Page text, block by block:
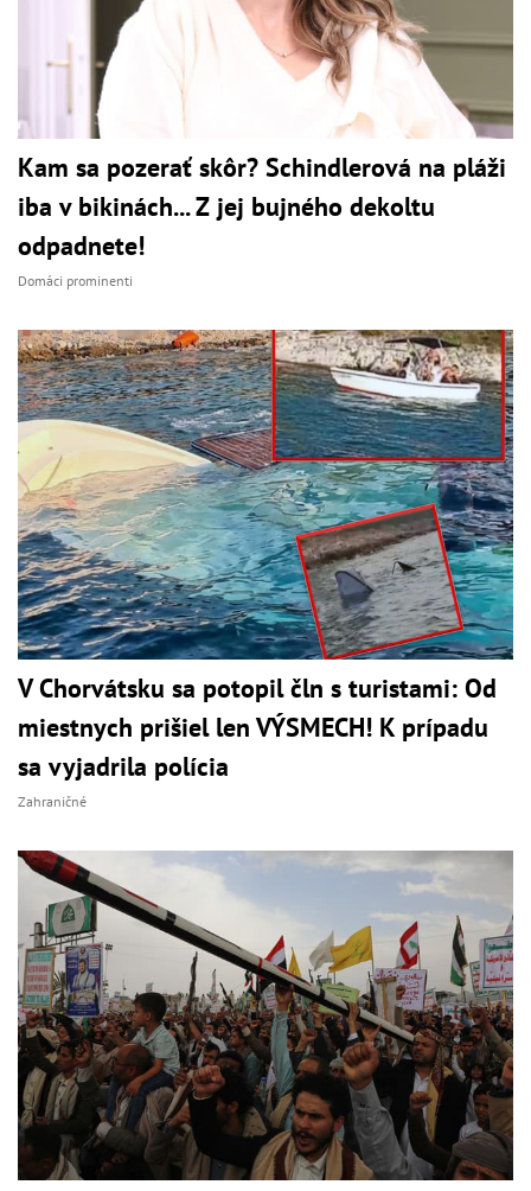
Kam sa pozerať skôr? Schindlerová na pláži
iba v bikinách... Z jej bujného dekoltu
odpadnete!
Domáci prominenti
V Chorvátsku sa potopil čln s turistami: Od
miestnych prišiel len VÝSMECH! K prípadu
sa vyjadrila polícia
Zahraničné